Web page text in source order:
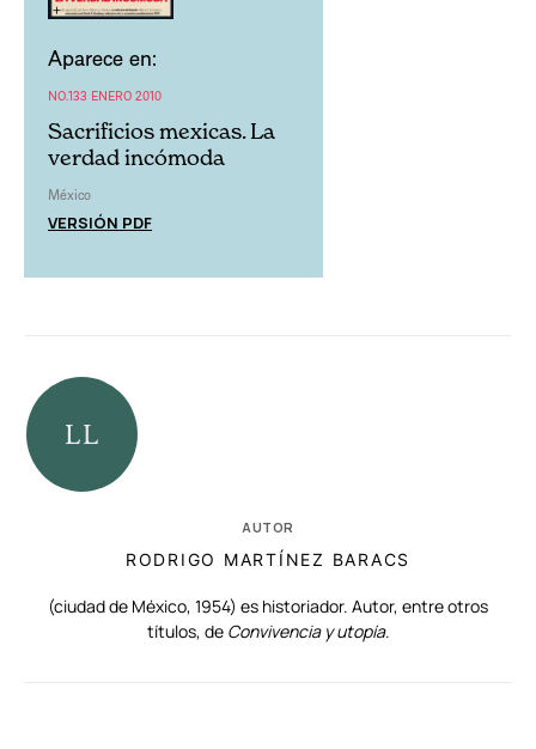
Aparece en:
NO.133 ENERO 2010
Sacrificios mexicas. La
verdad incómoda
México
VERSIÓN PDF
AUTOR
RODRIGO MARTÍNEZ BARACS
(ciudad de México, 1954) es historiador. Autor, entre otros
títulos, de Convivencia y utopía.